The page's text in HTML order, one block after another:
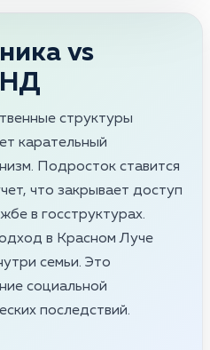
vs
структуры
карательный
Подросток ставится
что закрывает доступ
в госструктурах.
в Красном Луче
семьи. Это
социальной
последствий.